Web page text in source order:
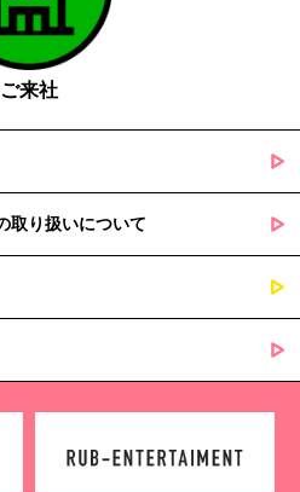
き
切に保護できる管理体制を敷き実行
応じ、当社が保有するご本人の個人
訂正・追加・削除、利用停止・消去
請求を受けた場合は速やかに対応い
せ先】
ご来社
取り扱いについて